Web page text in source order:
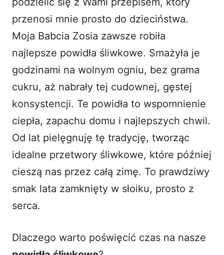
d
e
o
przenosi mnie prosto do dzieciństwa.
Moja Babcia Zosia zawsze robiła
najlepsze powidła śliwkowe. Smażyła je
godzinami na wolnym ogniu, bez grama
cukru, aż nabrały tej cudownej, gęstej
konsystencji. Te powidła to wspomnienie
ciepła, zapachu domu i najlepszych chwil.
Od lat pielęgnuję tę tradycję, tworząc
idealne przetwory śliwkowe, które później
cieszą nas przez całą zimę. To prawdziwy
smak lata zamknięty w słoiku, prosto z
serca.
Dlaczego warto poświęcić czas na nasze